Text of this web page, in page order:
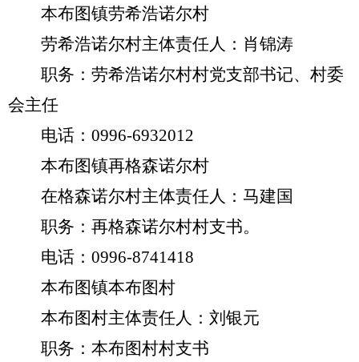
本布图镇劳希浩诺尔村
劳希浩诺尔村主体责任人：肖锦涛
职务：劳希浩诺尔村村党支部书记、村委
会主任
电话： 0996-6932012
本布图镇再格森诺尔村
在格森诺尔村主体责任人：马建国
职务：再格森诺尔村村支书。
电话： 0996-8741418
本布图镇本布图村
本布图村主体责任人：刘银元
职务：本布图村村支书